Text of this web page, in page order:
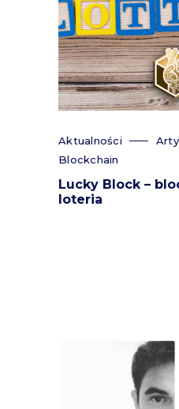
Aktualności
Blockchain
Lucky Block –
loteria